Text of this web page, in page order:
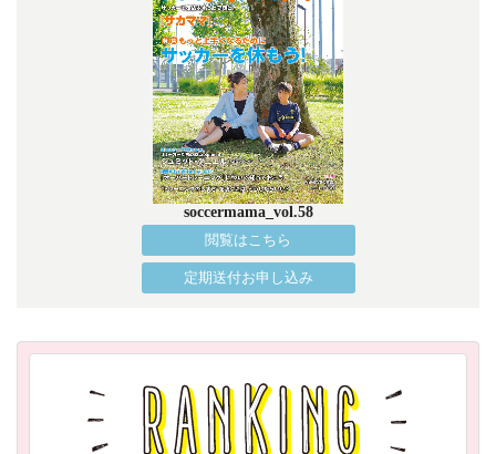
soccermama_vol.58
閲覧はこちら
定期送付お申し込み